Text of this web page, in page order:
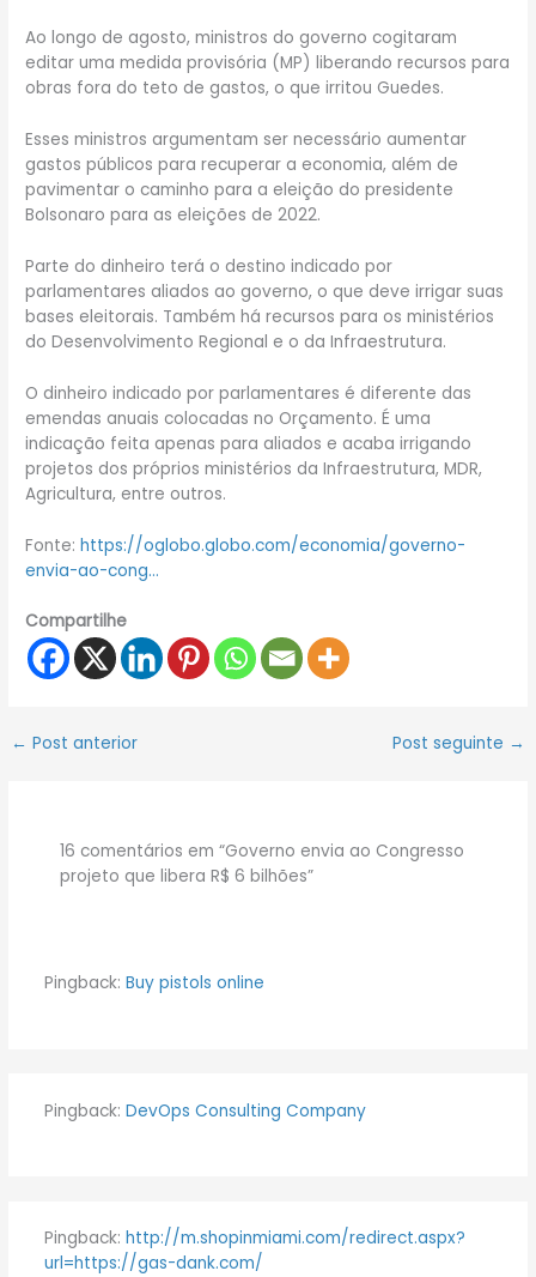
Ao longo de agosto, ministros do governo cogitaram
editar uma medida provisória (MP) liberando recursos para
obras fora do teto de gastos, o que irritou Guedes.
Esses ministros argumentam ser necessário aumentar
gastos públicos para recuperar a economia, além de
pavimentar o caminho para a eleição do presidente
Bolsonaro para as eleições de 2022.
Parte do dinheiro terá o destino indicado por
parlamentares aliados ao governo, o que deve irrigar suas
bases eleitorais. Também há recursos para os ministérios
do Desenvolvimento Regional e o da Infraestrutura.
O dinheiro indicado por parlamentares é diferente das
emendas anuais colocadas no Orçamento. É uma
indicação feita apenas para aliados e acaba irrigando
projetos dos próprios ministérios da Infraestrutura, MDR,
Agricultura, entre outros.
Fonte:https://oglobo.globo.com/economia/governo-
envia-ao-cong…
Compartilhe
← Post anterior Post seguinte →
16 comentários em “Governo envia ao Congresso
projeto que libera R$ 6 bilhões”
Pingback: Buy pistols online
Pingback: DevOps Consulting Company
Pingback: http://m.shopinmiami.com/redirect.aspx?
url=https://gas-dank.com/